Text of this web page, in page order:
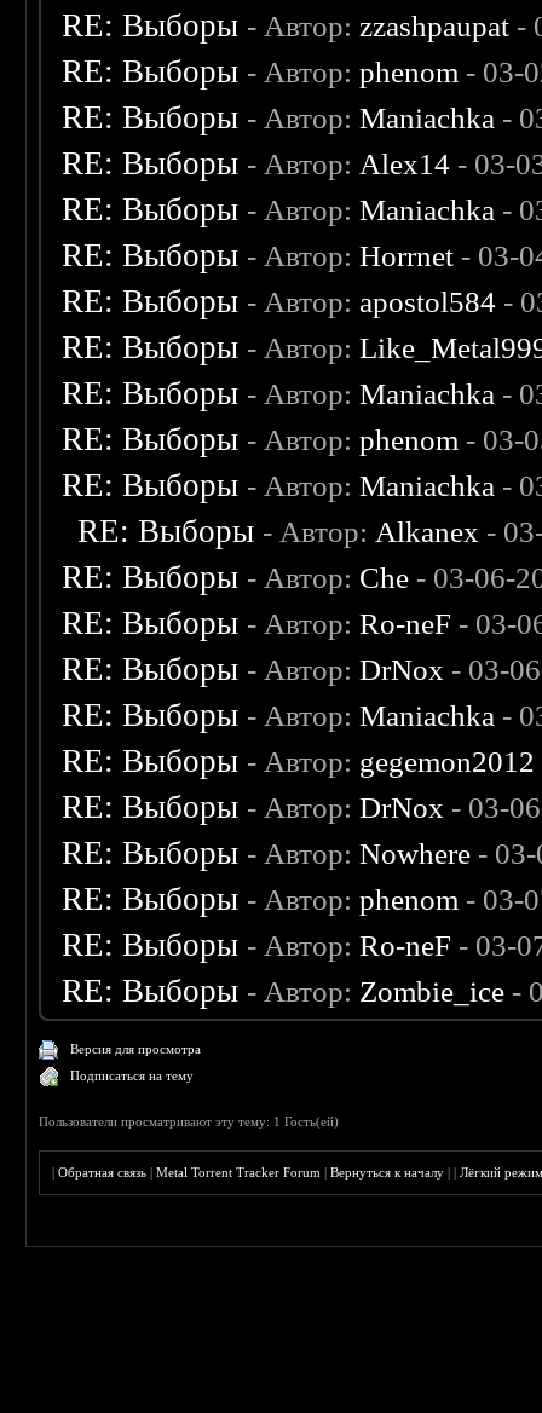
RE: Выборы - Автор: zzashpaupat -
RE: Выборы - Автор:phenom - 03-
RE: Выборы - Автор:Maniachka -
RE: Выборы - Автор: Alex14 - 03-
RE: Выборы - Автор:Maniachka -
RE: Выборы - Автор:Horrnet - 03-
RE: Выборы - Автор: apostol584 -
RE: Выборы - Автор:
RE: Выборы - Автор:Maniachka -
RE: Выборы - Автор:phenom - 03-
RE: Выборы - Автор:Maniachka -
RE: Выборы - Автор: Alkanex -
RE: Выборы - Автор: Che - 03-06-
RE: Выборы - Автор:Ro-neF - 03-
RE: Выборы - Автор:DrNox - 03-
RE: Выборы - Автор:Maniachka -
RE: Выборы - Автор: gegemon2012
RE: Выборы - Автор:DrNox - 03-
RE: Выборы - Автор:Nowhere -
RE: Выборы - Автор:phenom - 03-
RE: Выборы - Автор:Ro-neF - 03-
RE: Выборы - Автор: Zombie_ice -
Версия для просмотра
Подписаться на тему
Пользователи просматривают эту тему: 1 Гость(ей)
|Обратная связь |Metal Torrent Tracker Forum |Вернуться к началу ||Лёгкий